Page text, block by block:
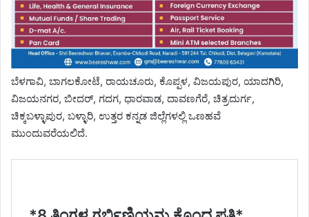
ಬೆಳಗಾವಿ, ಬಾಗಲಕೋಟೆ, ರಾಯಚೂರು, ಕೊಪ್ಪಳ, ವಿಜಯಪುರ, ಯಾದಗಿರಿ,
ವಿಜಯನಗರ, ಬೀದರ್, ಗದಗ, ಧಾರವಾಡ, ದಾವಣಗೆರೆ, ಚಿತ್ರದುರ್ಗ,
ಚಿಕ್ಕಬಳ್ಳಾಪುರ, ಬಳ್ಳಾರಿ, ಉತ್ತರ ಕನ್ನಡ ಜಿಲ್ಲೆಗಳಲ್ಲಿ ಒಣಹವೆ
ಮುಂದುವರೆಯಲಿದೆ.